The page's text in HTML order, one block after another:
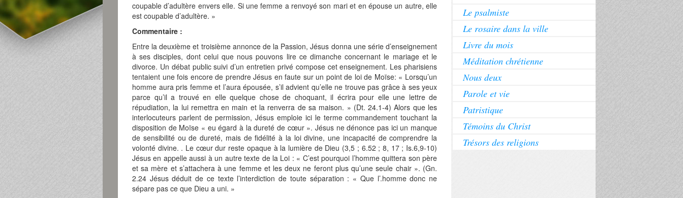
coupable d’adultère envers elle. Si une femme a renvoyé son mari et en épouse un autre, elle
est coupable d’adultère. »
Commentaire :
Entre la deuxième et troisième annonce de la Passion, Jésus donna une série d’enseignement
à ses disciples, dont celui que nous pouvons lire ce dimanche concernant le mariage et le
divorce. Un débat public suivi d’un entretien privé compose cet enseignement. Les pharisiens
tentaient une fois encore de prendre Jésus en faute sur un point de loi de Moïse: « Lorsqu’un
homme aura pris femme et l’aura épousée, s’il advient qu’elle ne trouve pas grâce à ses yeux
parce qu’il a trouvé en elle quelque chose de choquant, il écrira pour elle une lettre de
répudiation, la lui remettra en main et la renverra de sa maison. » (Dt. 24.1-4) Alors que les
interlocuteurs parlent de permission, Jésus emploie ici le terme commandement touchant la
disposition de Moïse « eu égard à la dureté de cœur ». Jésus ne dénonce pas ici un manque
de sensibilité ou de dureté, mais de fidélité à la loi divine, une incapacité de comprendre la
volonté divine. . Le cœur dur reste opaque à la lumière de Dieu (3,5 ; 6.52 ; 8, 17 ; Is.6,9-10)
Jésus en appelle aussi à un autre texte de la Loi : « C’est pourquoi l’homme quittera son père
et sa mère et s’attachera à une femme et les deux ne feront plus qu’une seule chair ». (Gn.
2.24 Jésus déduit de ce texte l’interdiction de toute séparation : « Que l’.homme donc ne
sépare pas ce que Dieu a uni. »
Le psalmiste
Le rosaire dans la ville
Livre du mois
Méditation chrétienne
Nous deux
Parole et vie
Patristique
Témoins du Christ
Trésors des religions